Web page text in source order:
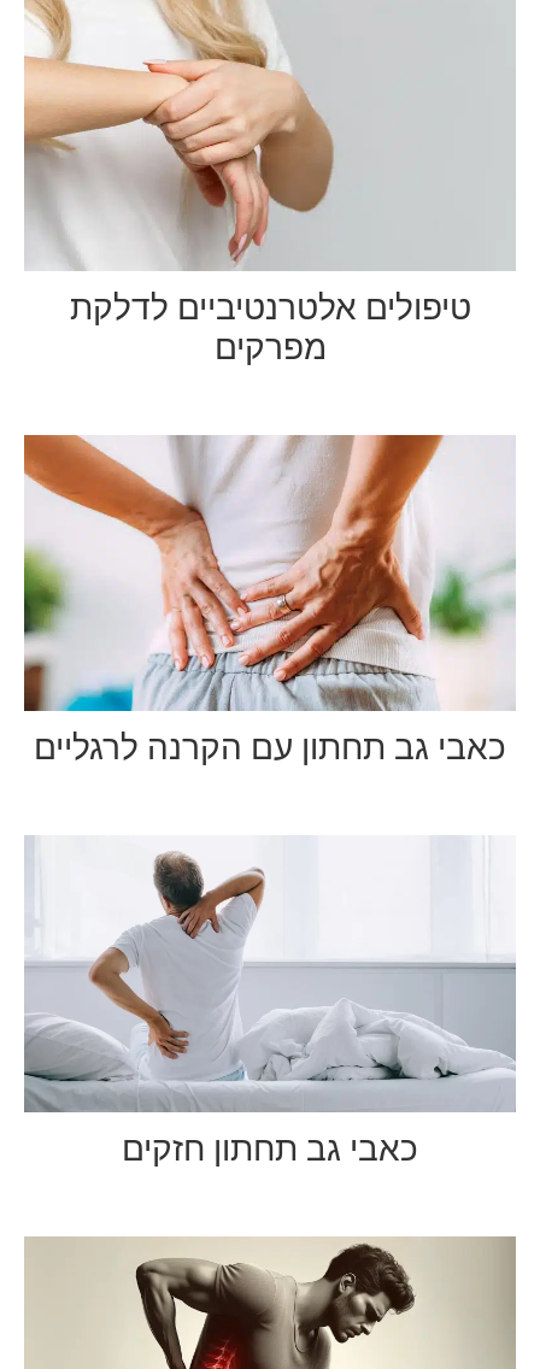
טיפולים אלטרנטיביים לדלקת
מפרקים
כאבי גב תחתון עם הקרנה לרגליים
כאבי גב תחתון חזקים